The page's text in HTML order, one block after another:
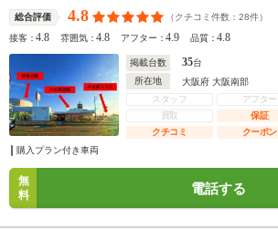
総合評価 4.8 （クチコミ件数： 28件）
接客：4.8 雰囲気：4.8 アフター：4.9 品質：4.8
掲載台数 35台
所在地
大阪府 大阪南部
スタッフ
アフター
買取
保証
クチコミ
クーポン
購入プラン付き車両
無
料
電話する